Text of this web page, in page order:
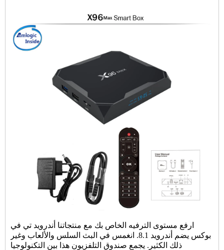
ارفع مستوى الترفيه الخاص بك مع منتجاتنا أندرويد تي في
بوكس
يضم أندرويد 8.1. انغمس في البث السلس والألعاب وغير
ذلك الكثير. يجمع صندوق التلفزيون هذا بين التكنولوجيا